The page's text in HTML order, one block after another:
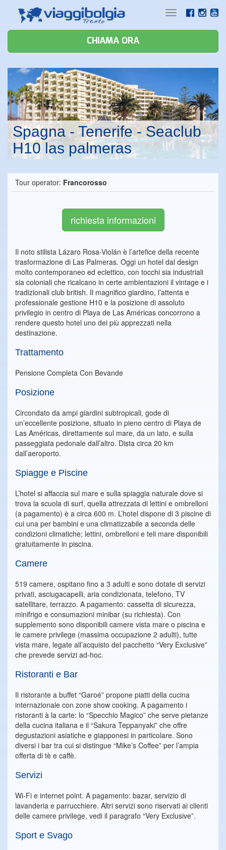
Toggle
CHIAMA ORA
Spagna - Tenerife - Seaclub
H10 las palmeras
Tour operator: Francorosso
richiesta informazioni
Il noto stilista Lázaro Rosa-Violán è l’artefice della recente
trasformazione di Las Palmeras. Oggi un hotel dal design
molto contemporaneo ed eclettico, con tocchi sia industriali
sia coloniali che ricalcano in certe ambientazioni il vintage e i
tradizionali club british. Il magnifico giardino, l’attenta e
professionale gestione H10 e la posizione di assoluto
privilegio in centro di Playa de Las Américas concorrono a
rendere questo hotel uno dei più apprezzati nella
destinazione.
Trattamento
Pensione Completa Con Bevande
Posizione
Circondato da ampi giardini subtropicali, gode di
un’eccellente posizione, situato in pieno centro di Playa de
Las Américas, direttamente sul mare, da un lato, e sulla
passeggiata pedonale dall’altro. Dista circa 20 km
dall’aeroporto.
Spiagge e Piscine
L’hotel si affaccia sul mare e sulla spiaggia naturale dove si
trova la scuola di surf, quella attrezzata di lettini e ombrelloni
(a pagamento) è a circa 600 m. L’hotel dispone di 3 piscine di
cui una per bambini e una climatizzabile a seconda delle
condizioni climatiche; lettini, ombrelloni e teli mare disponibili
gratuitamente in piscina.
Camere
519 camere, ospitano fino a 3 adulti e sono dotate di servizi
privati, asciugacapelli, aria condizionata, telefono, TV
satellitare, terrazzo. A pagamento: cassetta di sicurezza,
minifrigo e consumazioni minibar (su richiesta). Con
supplemento sono disponibili camere vista mare o piscina e
le camere privilege (massima occupazione 2 adulti), tutte
vista mare, legate all’acquisto del pacchetto “Very Exclusive”
che prevede servizi ad-hoc.
Ristoranti e Bar
Il ristorante a buffet “Garoé” propone piatti della cucina
internazionale con zone show cooking. A pagamento i
ristoranti à la carte: lo “Specchio Magico” che serve pietanze
della cucina italiana e il “Sakura Teppanyaki” che offre
degustazioni asiatiche e giapponesi in particolare. Sono
diversi i bar tra cui si distingue “Mike’s Coffee” per l’ampia
offerta di tè e caffè.
Servizi
Wi-Fi e internet point. A pagamento: bazar, servizio di
lavanderia e parrucchiere. Altri servizi sono riservati ai clienti
delle camere privilege, vedi il paragrafo “Very Exclusive”.
Sport e Svago